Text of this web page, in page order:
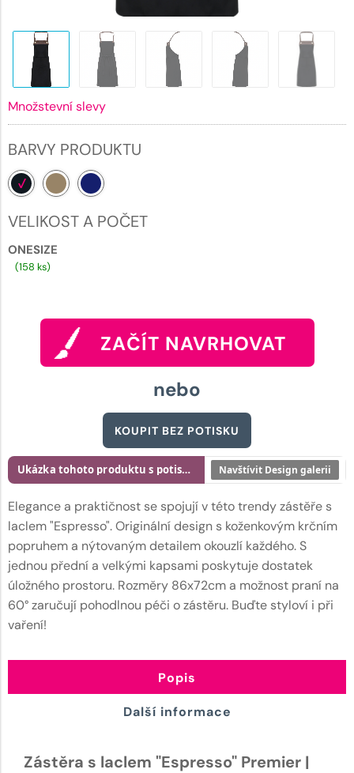
Množstevní slevy
BARVY PRODUKTU
VELIKOST A POČET
ONESIZE
(158 ks)
ZAČÍT NAVRHOVAT
nebo
KOUPIT BEZ POTISKU
Elegance a praktičnost se spojují v této trendy zástěře s
laclem "Espresso". Originální design s koženkovým krčním
popruhem a nýtovaným detailem okouzlí každého. S
jednou přední a velkými kapsami poskytuje dostatek
úložného prostoru. Rozměry 86x72cm a možnost praní na
60° zaručují pohodlnou péči o zástěru. Buďte styloví i při
vaření!
Ukázka tohoto produktu s potiskem Navštívit Design galerii
Popis
Další informace
Zástěra s laclem "Espresso" Premier |